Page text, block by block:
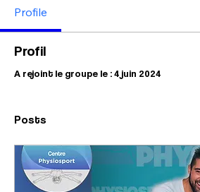
Profile
Profil
A rejoint le groupe le : 4 juin 2024
Posts